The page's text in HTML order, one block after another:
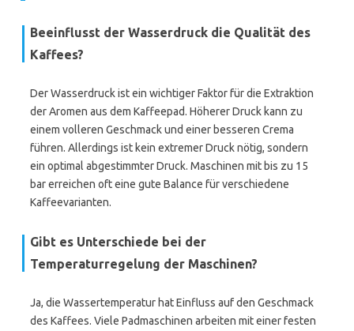
Beeinflusst der Wasserdruck die Qualität des
Kaffees?
Der Wasserdruck ist ein wichtiger Faktor für die Extraktion
der Aromen aus dem Kaffeepad. Höherer Druck kann zu
einem volleren Geschmack und einer besseren Crema
führen. Allerdings ist kein extremer Druck nötig, sondern
ein optimal abgestimmter Druck. Maschinen mit bis zu 15
bar erreichen oft eine gute Balance für verschiedene
Kaffeevarianten.
Gibt es Unterschiede bei der
Temperaturregelung der Maschinen?
Ja, die Wassertemperatur hat Einfluss auf den Geschmack
des Kaffees. Viele Padmaschinen arbeiten mit einer festen